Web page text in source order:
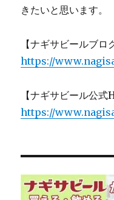
きたいと思います。
【ナギサビールブロ
https://
【ナギサビール公式
https://